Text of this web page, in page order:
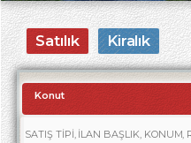
Satılık Kiralık